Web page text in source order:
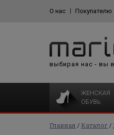
О нас Покупателю
выбирая нас - вы
ЖЕНСКАЯ
ОБУВЬ
Главная Каталог